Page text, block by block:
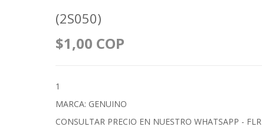
(2S050)
$1,00 COP
1
MARCA: GENUINO
CONSULTAR PRECIO EN NUESTRO WHATSAPP - FLR